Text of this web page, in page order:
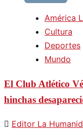
América
Cultura
Deportes
Mundo
El Club Atlético
hinchas
Editor La